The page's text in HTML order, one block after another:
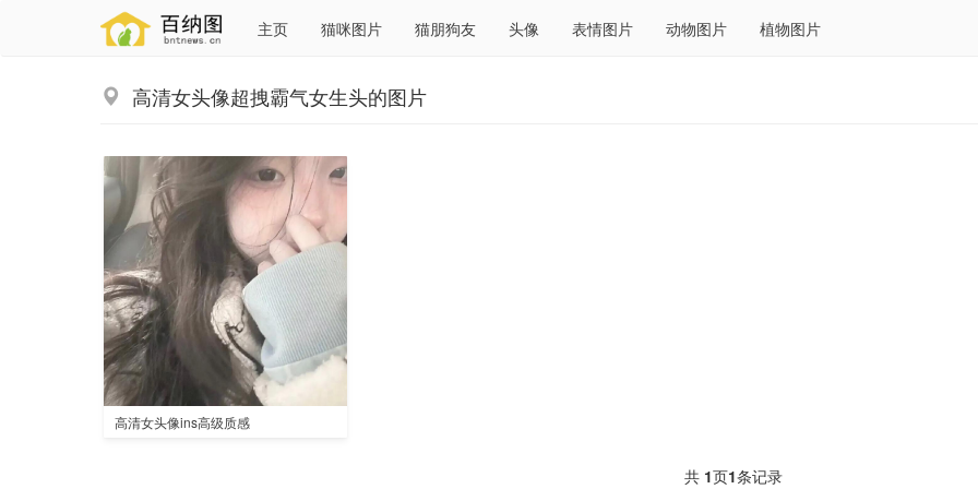
主页 猫咪图片 猫朋狗友 头像 表情图片 动物图片 植物图片
高清女头像超拽霸气女生头的图片
高清女头像ins高级质感
共 1页1条记录